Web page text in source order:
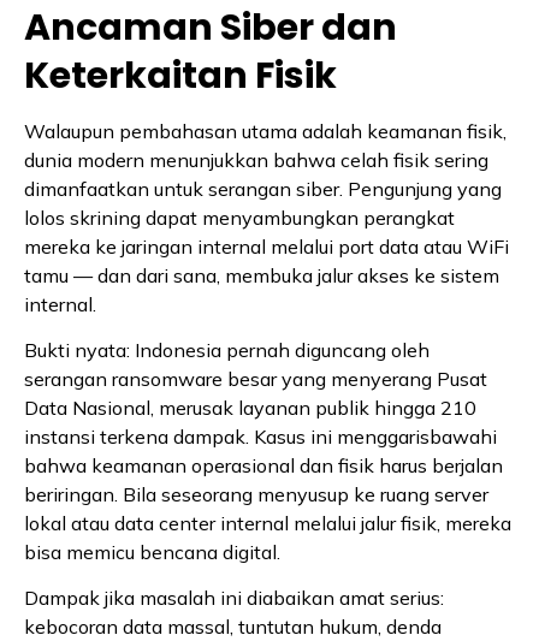
Ancaman Siber dan
Keterkaitan Fisik
Walaupun pembahasan utama adalah keamanan fisik,
dunia modern menunjukkan bahwa celah fisik sering
dimanfaatkan untuk serangan siber. Pengunjung yang
lolos skrining dapat menyambungkan perangkat
mereka ke jaringan internal melalui port data atau WiFi
tamu — dan dari sana, membuka jalur akses ke sistem
internal.
Bukti nyata: Indonesia pernah diguncang oleh
serangan ransomware besar yang menyerang Pusat
Data Nasional, merusak layanan publik hingga 210
instansi terkena dampak. Kasus ini menggarisbawahi
bahwa keamanan operasional dan fisik harus berjalan
beriringan. Bila seseorang menyusup ke ruang server
lokal atau data center internal melalui jalur fisik, mereka
bisa memicu bencana digital.
Dampak jika masalah ini diabaikan amat serius:
kebocoran data massal, tuntutan hukum, denda